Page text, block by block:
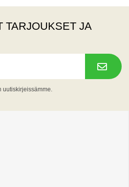
TARJOUKSET JA
uutiskirjeissämme.